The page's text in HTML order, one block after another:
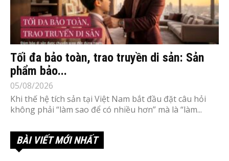
Tối đa bảo toàn, trao truyền di sản: Sản
phẩm bảo...
05/08/2026
Khi thế hệ tích sản tại Việt Nam bắt đầu đặt câu hỏi
không phải “làm sao để có nhiều hơn” mà là “làm...
BÀI VIẾT MỚI NHẤT